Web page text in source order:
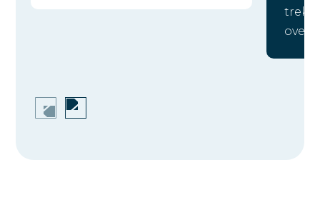
trek